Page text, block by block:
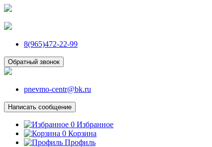
8(965)472-22-99
Обратный звонок
pnevmo-centr@bk.ru
Написать сообщение
0 Избранное
0 Корзина
Профиль